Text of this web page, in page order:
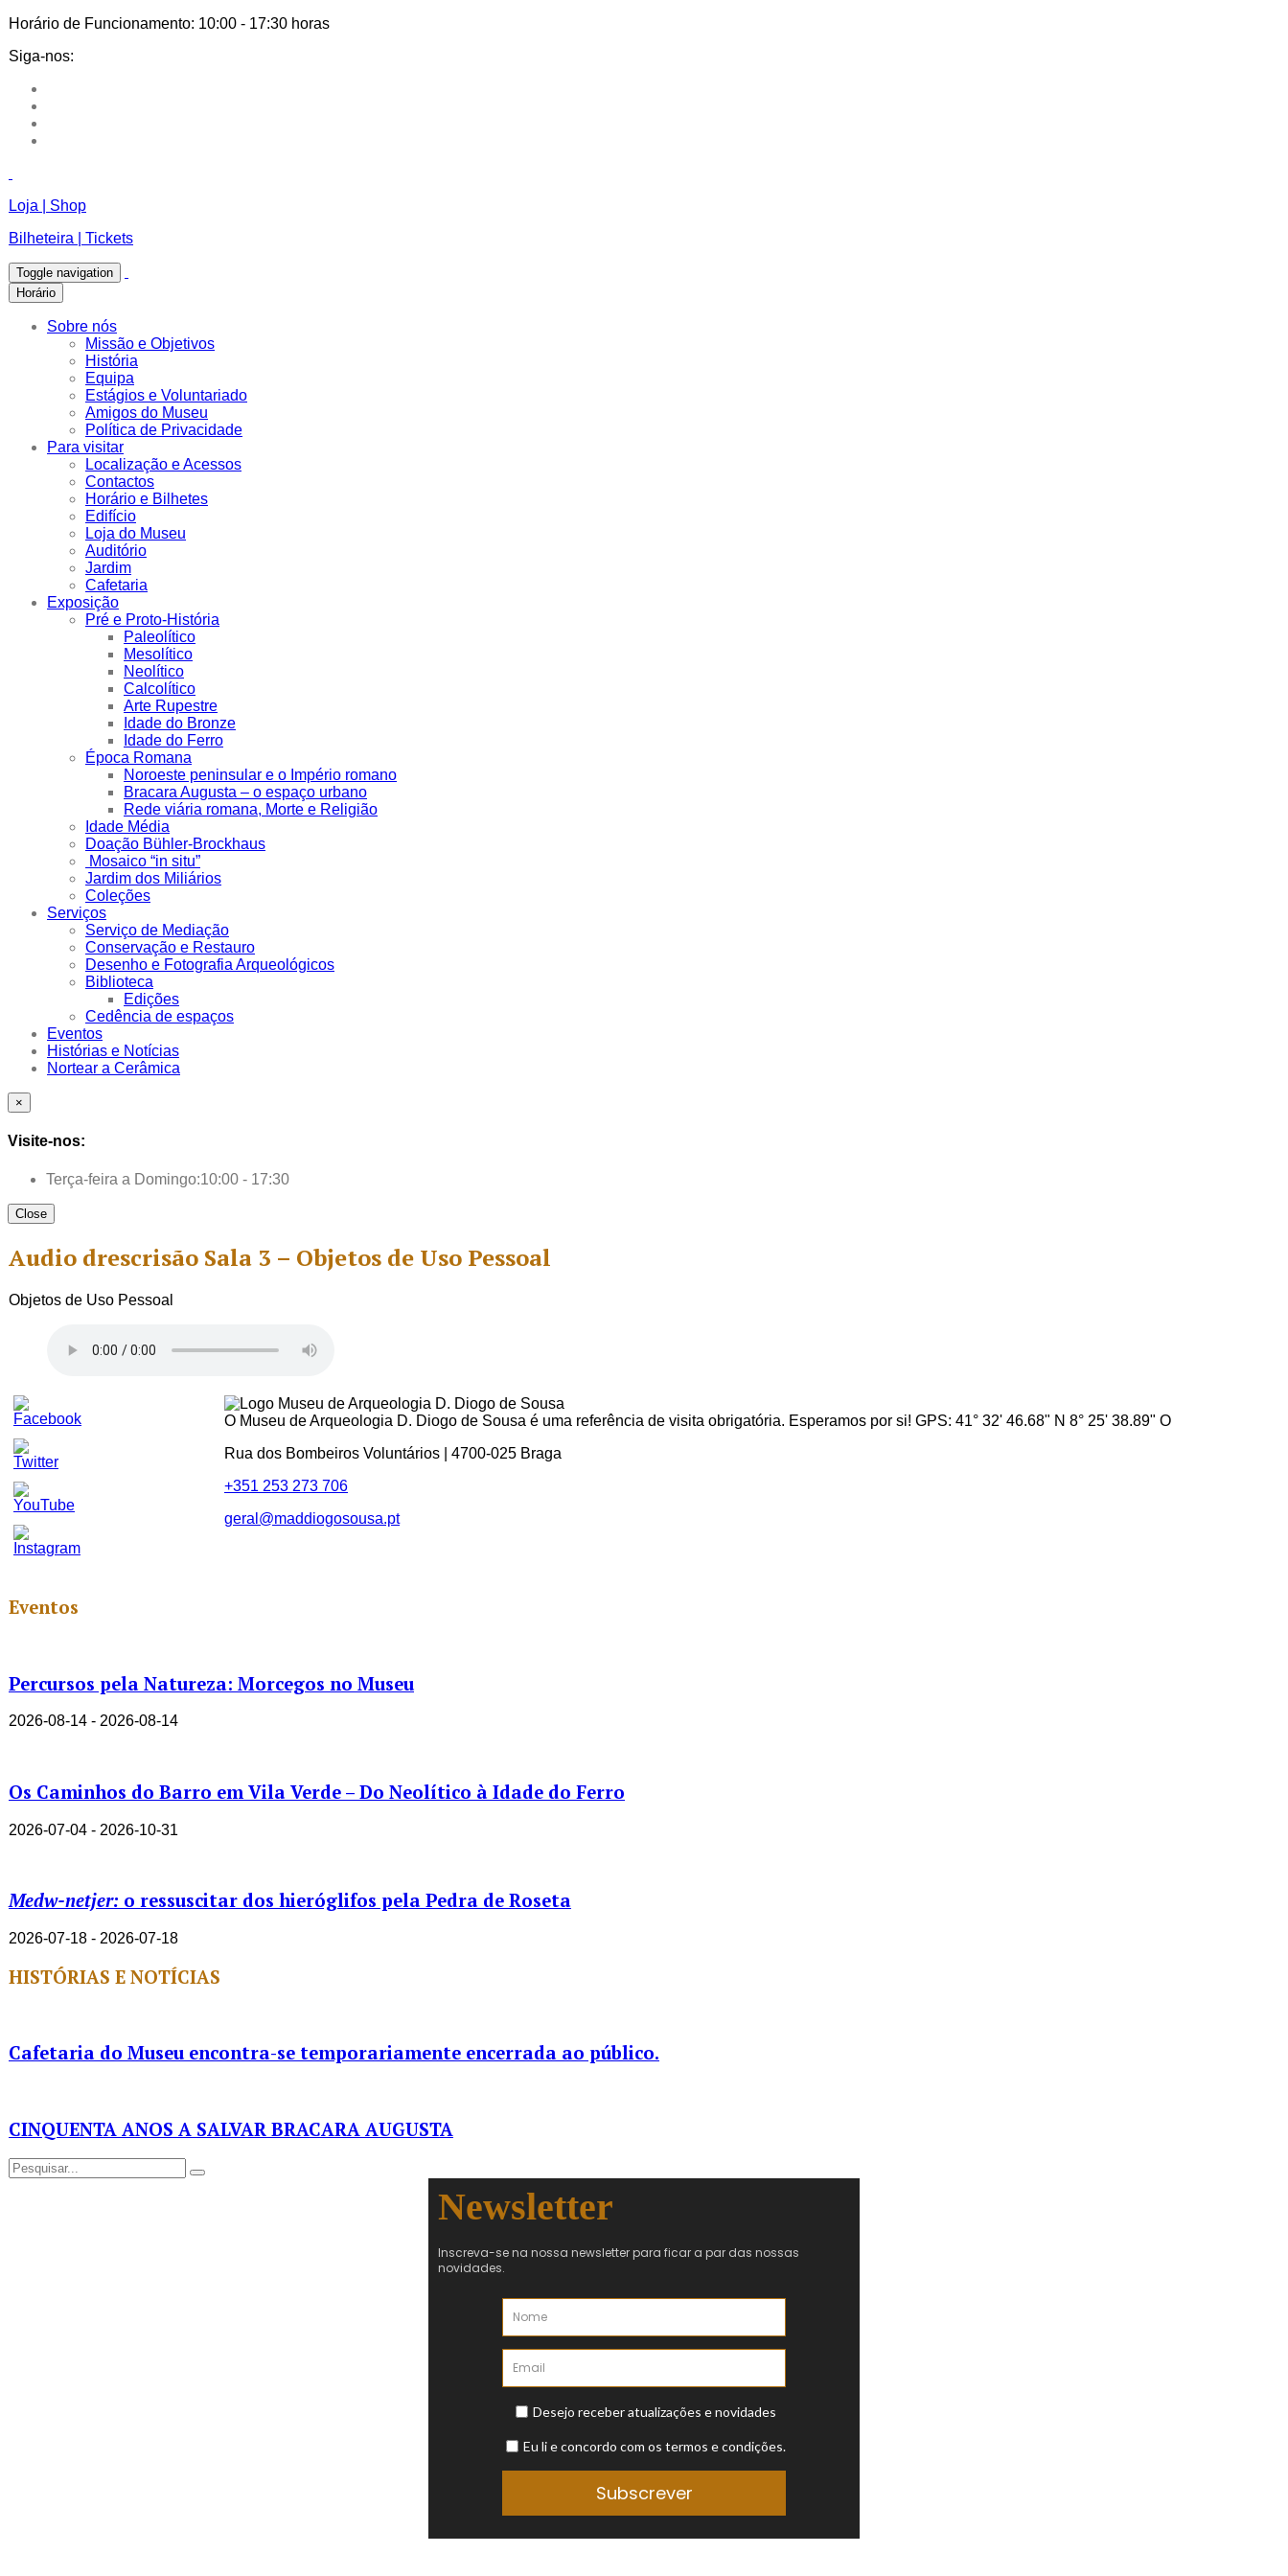
Horário de Funcionamento: 10:00 - 17:30 horas
Siga-nos:
Loja | Shop
Bilheteira | Tickets
Toggle navigation
Horário
Sobre nós
Missão e Objetivos
História
Equipa
Estágios e Voluntariado
Amigos do Museu
Política de Privacidade
Para visitar
Localização e Acessos
Contactos
Horário e Bilhetes
Edifício
Loja do Museu
Auditório
Jardim
Cafetaria
Exposição
Pré e Proto-História
Paleolítico
Mesolítico
Neolítico
Calcolítico
Arte Rupestre
Idade do Bronze
Idade do Ferro
Época Romana
Noroeste peninsular e o Império romano
Bracara Augusta – o espaço urbano
Rede viária romana, Morte e Religião
Idade Média
Doação Bühler-Brockhaus
Mosaico “in situ”
Jardim dos Miliários
Coleções
Serviços
Serviço de Mediação
Conservação e Restauro
Desenho e Fotografia Arqueológicos
Biblioteca
Edições
Cedência de espaços
Eventos
Histórias e Notícias
Nortear a Cerâmica
×
Visite-nos:
Terça-feira a Domingo:10:00 - 17:30
Close
Audio drescrisão Sala 3 – Objetos de Uso Pessoal
Objetos de Uso Pessoal
Set
Youtube
Channel
O Museu de Arqueologia D. Diogo de Sousa é uma referência de visita obrigatória. Esperamos por si! GPS: 41° 32' 46.68" N 8° 25' 38.89" O
Rua dos Bombeiros Voluntários | 4700-025 Braga
+351 253 273 706
geral@maddiogosousa.pt
Eventos
Percursos pela Natureza: Morcegos no Museu
2026-08-14 - 2026-08-14
Os Caminhos do Barro em Vila Verde – Do Neolítico à Idade do Ferro
2026-07-04 - 2026-10-31
Medw-netjer: o ressuscitar dos hieróglifos pela Pedra de Roseta
2026-07-18 - 2026-07-18
HISTÓRIAS E NOTÍCIAS
Cafetaria do Museu encontra-se temporariamente encerrada ao público.
CINQUENTA ANOS A SALVAR BRACARA AUGUSTA